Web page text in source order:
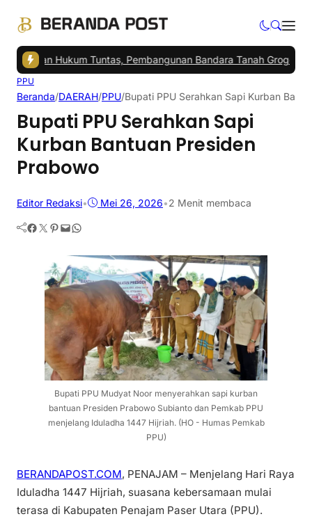
Hukum Tuntas, Pembangunan Bandara Tanah Grogot Bisa
PPU
Beranda/DAERAH/PPU/Bupati PPU Serahkan Sapi Kurban
Bupati PPU Serahkan Sapi
Kurban Bantuan Presiden
Prabowo
Editor Redaksi• Mei 26, 2026•2 Menit membaca
Facebook Twitter Pinterest Mail WhatsApp
Bupati PPU Mudyat Noor menyerahkan sapi kurban
bantuan Presiden Prabowo Subianto dan Pemkab PPU
menjelang Iduladha 1447 Hijriah. (HO - Humas Pemkab
PPU)
BERANDAPOST.COM, PENAJAM – Menjelang Hari Raya
Iduladha 1447 Hijriah, suasana kebersamaan mulai
terasa di Kabupaten Penajam Paser Utara (PPU).